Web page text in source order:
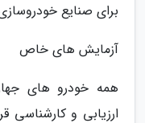
برای صنایع
آزمایش های خاص
همه خودرو های
ارزیابی و کارشناسی